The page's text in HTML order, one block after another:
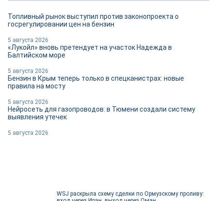
Топливный рынок выступил против законопроекта о
госрегулировании цен на бензин
5 августа 2026
«Лукойл» вновь претендует на участок Надежда в
Балтийском море
5 августа 2026
Бензин в Крым теперь только в спецканистрах: новые
правила на мосту
5 августа 2026
Нейросеть для газопроводов: в Тюмени создали систему
выявления утечек
5 августа 2026
WSJ раскрыла схему сделки по Ормузскому проливу: